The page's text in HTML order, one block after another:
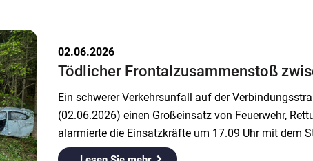
02.06.2026
Tödlicher Frontalzusammenstoß
Ein schwerer Verkehrsunfall auf der
(02.06.2026) einen Großeinsatz von Feuerwehr,
alarmierte die Einsatzkräfte um 17.09 Uhr mit dem